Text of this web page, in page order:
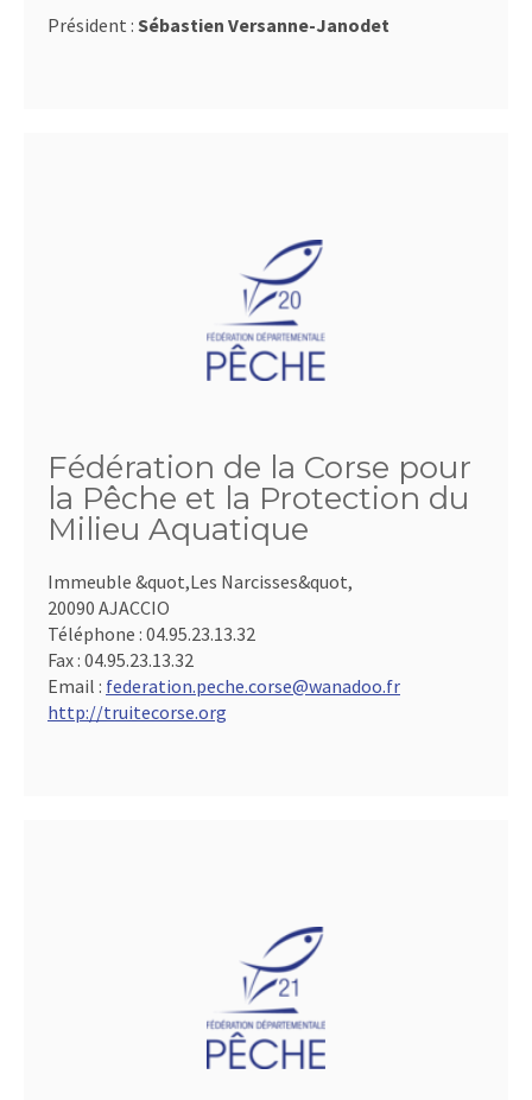
Président : Sébastien Versanne-Janodet
Fédération de la Corse pour
la Pêche et la Protection du
Milieu Aquatique
Immeuble &quot,Les Narcisses&quot,
20090 AJACCIO
Téléphone : 04.95.23.13.32
Fax : 04.95.23.13.32
Email : federation.peche.corse@wanadoo.fr
http://truitecorse.org